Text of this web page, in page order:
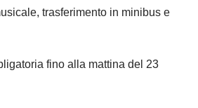
trasferimento in minibus e
fino alla mattina del 23